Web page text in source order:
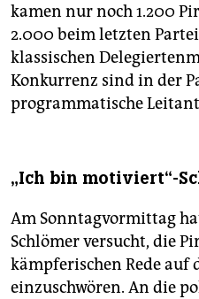
kamen nur noch 1.200
2.000 beim letzten
klassischen
Konkurrenz sind in der
programmatische
„Ich bin motiviert“-
Am Sonntagvormittag
Schlömer versucht, die
kämpferischen Rede auf
einzuschwören. An die